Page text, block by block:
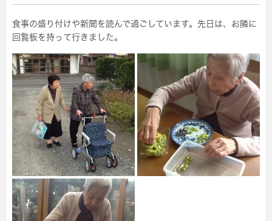
食事の盛り付けや新聞を読んで過ごしています。先日は、お隣に
回覧板を持って行きました。